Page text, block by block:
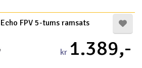
och byggsatser
FPV 5-tums ramsats
kr 1.389,-